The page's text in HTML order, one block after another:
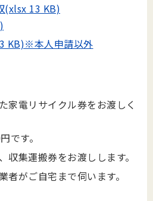
(xlsx 13 KB)
KB)※本人申請以外
家電リサイクル券をお渡しく
です。
収集運搬券をお渡しします。
者がご自宅まで伺います。